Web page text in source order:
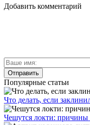
Добавить комментарий
Популярные статьи
Что делать, если
Чешутся локти: причины